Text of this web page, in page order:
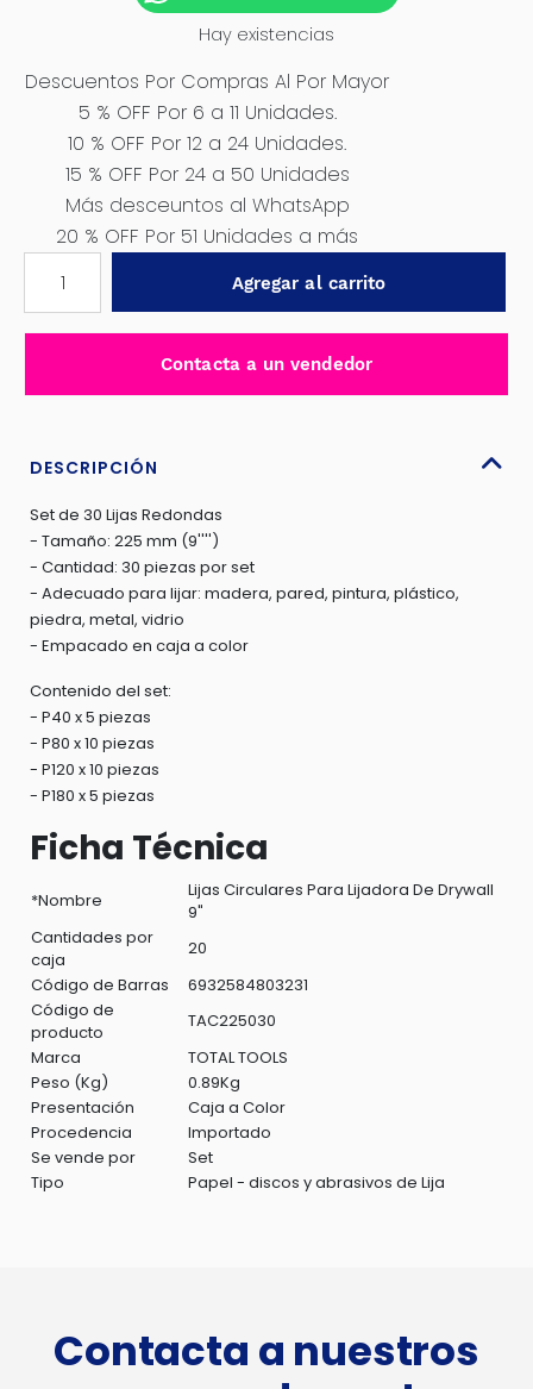
Hay existencias
Descuentos Por Compras Al Por Mayor
5 % OFF Por 6 a 11 Unidades.
10 % OFF Por 12 a 24 Unidades.
15 % OFF Por 24 a 50 Unidades
Más desceuntos al WhatsApp
20 % OFF Por 51 Unidades a más
LIJAS
CIRCULARES
-
cantidad
Agregar al carrito
Contacta a un vendedor
DESCRIPCIÓN
Set de 30 Lijas Redondas
- Tamaño: 225 mm (9'''')
- Cantidad: 30 piezas por set
- Adecuado para lijar: madera, pared, pintura, plástico,
piedra, metal, vidrio
- Empacado en caja a color
Contenido del set:
- P40 x 5 piezas
- P80 x 10 piezas
- P120 x 10 piezas
- P180 x 5 piezas
Ficha Técnica
*Nombre
Lijas Circulares Para Lijadora De Drywall
9"
Cantidades por
caja
20
Código de Barras
6932584803231
Código de
producto
TAC225030
Marca
TOTAL TOOLS
Peso (Kg)
0.89Kg
Presentación
Caja a Color
Procedencia
Importado
Se vende por
Set
Tipo
Papel - discos y abrasivos de Lija
Contacta a nuestros